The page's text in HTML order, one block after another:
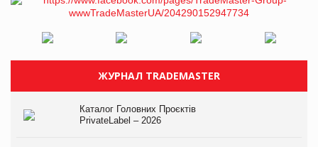
ЖУРНАЛ TRADEMASTER
Каталог Головних Проєктів
PrivateLabel – 2026